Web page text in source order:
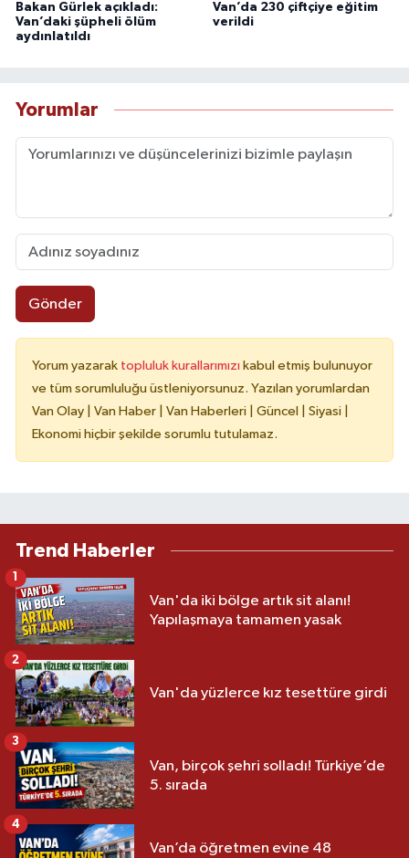
Bakan Gürlek açıkladı:
Van’daki şüpheli ölüm
aydınlatıldı
Van’da 230 çiftçiye eğitim
verildi
Yorumlar
Gönder
Yorum yazarak topluluk kurallarımızı kabul etmiş bulunuyor
ve tüm sorumluluğu üstleniyorsunuz. Yazılan yorumlardan
Van Olay | Van Haber | Van Haberleri | Güncel | Siyasi |
Ekonomi hiçbir şekilde sorumlu tutulamaz.
Trend Haberler
Van'da iki bölge artık sit alanı!
Yapılaşmaya tamamen yasak
1
Van'da yüzlerce kız tesettüre girdi
2
Van, birçok şehri solladı! Türkiye’de
5. sırada
3
Van’da öğretmen evine 48
4